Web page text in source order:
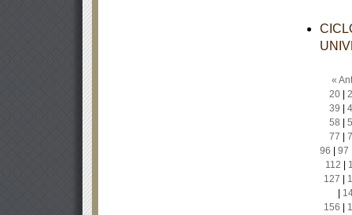
«
20|
39
58
77
96
97
112
127
156